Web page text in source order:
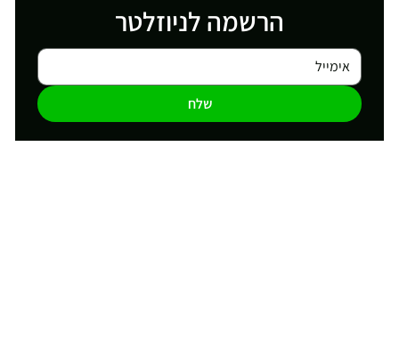
הרשמה לניוזלטר
שלח